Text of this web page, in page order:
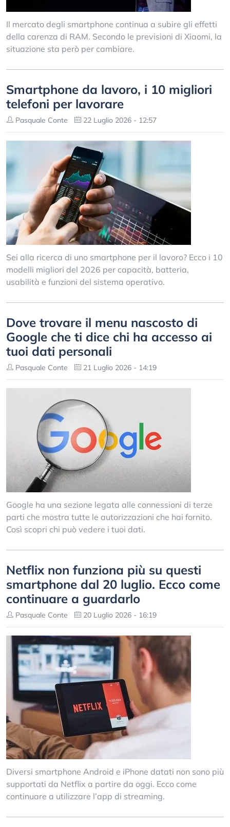
Il mercato degli smartphone continua a subire gli effetti
della carenza di RAM. Secondo le previsioni di Xiaomi, la
situazione sta però per cambiare.
Smartphone da lavoro, i 10 migliori
telefoni per lavorare
Pasquale Conte 22 Luglio 2026 - 12:57
Sei alla ricerca di uno smartphone per il lavoro? Ecco i 10
modelli migliori del 2026 per capacità, batteria,
usabilità e funzioni del sistema operativo.
Dove trovare il menu nascosto di
Google che ti dice chi ha accesso ai
tuoi dati personali
Pasquale Conte 21 Luglio 2026 - 14:19
Google ha una sezione legata alle connessioni di terze
parti che mostra tutte le autorizzazioni che hai fornito.
Così scopri chi può vedere i tuoi dati.
Netflix non funziona più su questi
smartphone dal 20 luglio. Ecco come
continuare a guardarlo
Pasquale Conte 20 Luglio 2026 - 16:19
Diversi smartphone Android e iPhone datati non sono più
supportati da Netflix a partire da oggi. Ecco come
continuare a utilizzare l’app di streaming.